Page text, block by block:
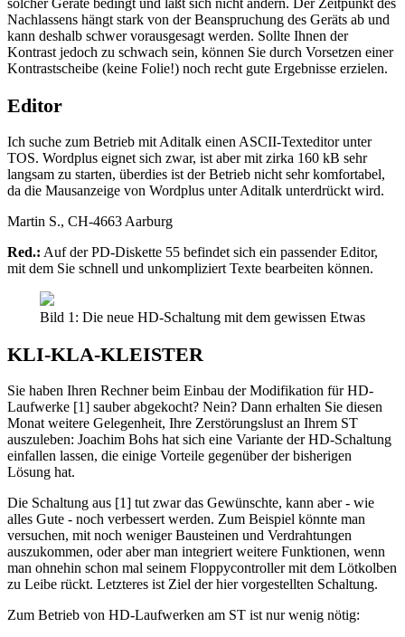
solcher Geräte bedingt und läßt sich nicht ändern. Der Zeitpunkt des
Nachlassens hängt stark von der Beanspruchung des Geräts ab und
kann deshalb schwer vorausgesagt werden. Sollte Ihnen der
Kontrast jedoch zu schwach sein, können Sie durch Vorsetzen einer
Kontrastscheibe (keine Folie!) noch recht gute Ergebnisse erzielen.
Editor
Ich suche zum Betrieb mit Aditalk einen ASCII-Texteditor unter
TOS. Wordplus eignet sich zwar, ist aber mit zirka 160 kB sehr
langsam zu starten, überdies ist der Betrieb nicht sehr komfortabel,
da die Mausanzeige von Wordplus unter Aditalk unterdrückt wird.
Martin S., CH-4663 Aarburg
Red.: Auf der PD-Diskette 55 befindet sich ein passender Editor,
mit dem Sie schnell und unkompliziert Texte bearbeiten können.
Bild 1: Die neue HD-Schaltung mit dem gewissen Etwas
KLI-KLA-KLEISTER
Sie haben Ihren Rechner beim Einbau der Modifikation für HD-
Laufwerke [1] sauber abgekocht? Nein? Dann erhalten Sie diesen
Monat weitere Gelegenheit, Ihre Zerstörungslust an Ihrem ST
auszuleben: Joachim Bohs hat sich eine Variante der HD-Schaltung
einfallen lassen, die einige Vorteile gegenüber der bisherigen
Lösung hat.
Die Schaltung aus [1] tut zwar das Gewünschte, kann aber - wie
alles Gute - noch verbessert werden. Zum Beispiel könnte man
versuchen, mit noch weniger Bausteinen und Verdrahtungen
auszukommen, oder aber man integriert weitere Funktionen, wenn
man ohnehin schon mal seinem Floppycontroller mit dem Lötkolben
zu Leibe rückt. Letzteres ist Ziel der hier vorgestellten Schaltung.
Zum Betrieb von HD-Laufwerken am ST ist nur wenig nötig: